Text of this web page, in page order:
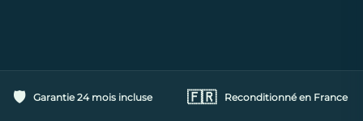
🛡️ Garantie 24 mois incluse 🇫🇷 Reconditionné en France